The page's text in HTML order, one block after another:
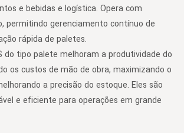
e bebidas e logística. Opera com
permitindo gerenciamento contínuo de
rápida de paletes.
do tipo palete melhoram a produtividade do
os custos de mão de obra, maximizando o
a precisão do estoque. Eles são
e eficiente para operações em grande